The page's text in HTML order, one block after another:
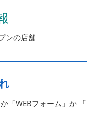
ンの店舗
「WEBフォーム」か